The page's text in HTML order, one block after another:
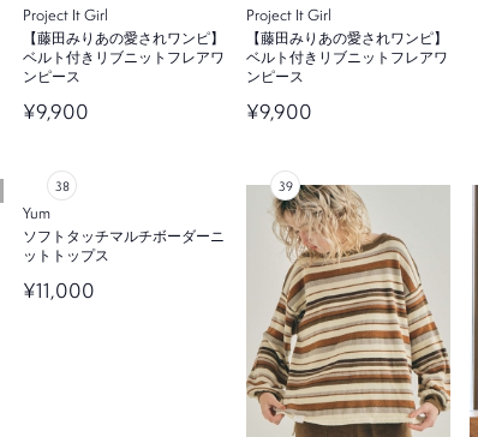
Project It Girl
【藤田みりあの愛されワンピ】
ベルト付きリブニットフレアワ
ンピース
¥9,900
Project It Girl
【藤田みりあの愛されワンピ】
ベルト付きリブニットフレアワ
ンピース
¥9,900
Yum
ソフトタッチマルチボーダーニ
ットトップス
¥11,000